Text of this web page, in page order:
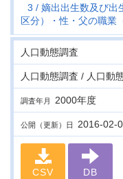
3
嫡出出生数及び出
区分）・性・父の職業
人口動態調査
人口動態調査 / 人口動
調査年月 2000年度
公開（更新）日 2016-02-
CSV DB